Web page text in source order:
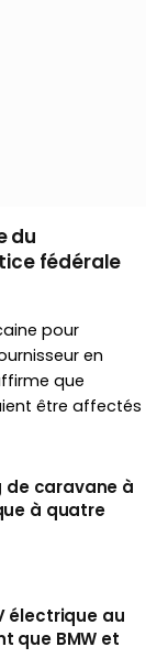
du
fédérale
pour
en
que
être affectés
de caravane à
à quatre
électrique au
que BMW et